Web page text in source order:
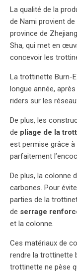
La qualité de la
de Nami provient
province de
Sha, qui met en
concevoir les
La trottinette Burn-
longue année,
riders sur les
De plus, les
de pliage de la
est permise grâce
parfaitement
De plus, la colonne
carbones. Pour
parties de la
de serrage
et la colonne.
Ces matériaux de
rendre la trottinette
trottinette ne pèse